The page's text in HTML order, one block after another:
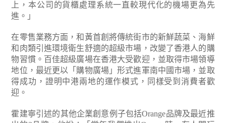
上，本公司的貨櫃處理系統一直較現代化的機場更為先
進。」
在零售業務方面，和黃首創將傳統街市的新鮮蔬菜、海鮮
和肉類引進環境衛生舒適的超級市場，改變了香港人的購
物習慣。百佳超級廣場在香港大受歡迎，並取得市場領導
地位，最近更以「購物廣場」形式進軍南中國市場，並取
得成功，證明中港兩地的運作模式，同樣受到消費者歡
迎。
霍建寧引述的其他企業創意例子包括Orange品牌及最近推